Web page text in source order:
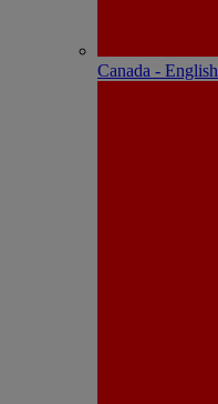
Canada - English